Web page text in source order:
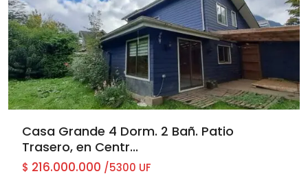
Casa Grande 4 Dorm. 2 Bañ. Patio
Trasero, en Centr...
$ 216.000.000 /5300 UF